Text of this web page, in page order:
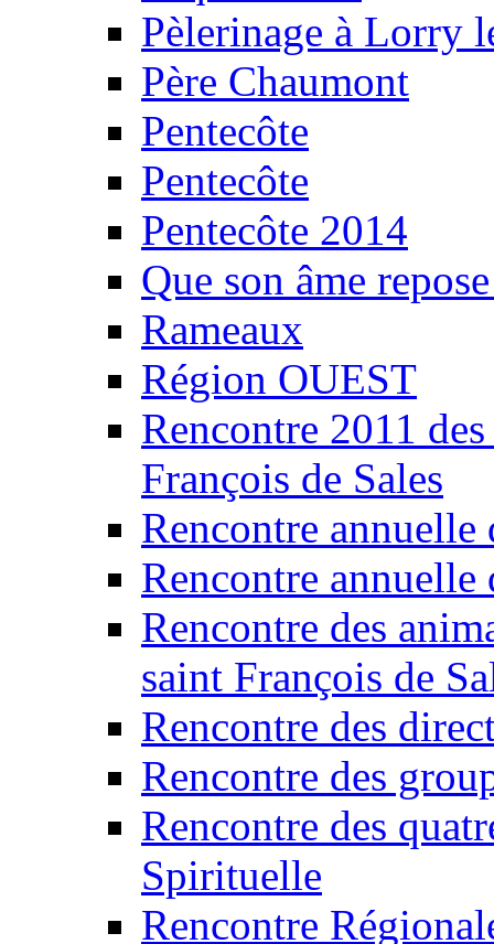
Pèlerinage à Lorry
Père Chaumont
Pentecôte
Pentecôte
Pentecôte 2014
Que son âme
Rameaux
Région OUEST
Rencontre 2011
François de Sales
Rencontre
Rencontre annuelle
Rencontre des
saint François de
Rencontre des
Rencontre des
Rencontre des
Spirituelle
Rencontre